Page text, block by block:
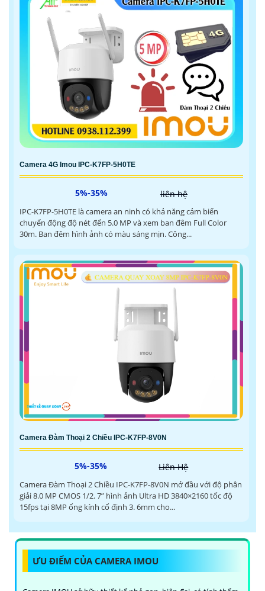
Camera 4G Imou IPC-K7FP-5H0TE
5%-35% liên hệ
IPC-K7FP-5H0TE là camera an ninh có khả năng cảm biến
chuyển động độ nét đến 5.0 MP và xem ban đêm Full Color
30m. Ban đêm hình ảnh có màu sáng mịn. Công...
Camera Đàm Thoại 2 Chiều IPC-K7FP-8V0N
5%-35% Liên Hệ
Camera Đàm Thoại 2 Chiều IPC-K7FP-8V0N mở đầu với độ phân
giải 8.0 MP CMOS 1/2. 7” hình ảnh Ultra HD 3840×2160 tốc độ
15fps tại 8MP ống kính cố định 3. 6mm cho...
ƯU ĐIỂM CỦA CAMERA IMOU